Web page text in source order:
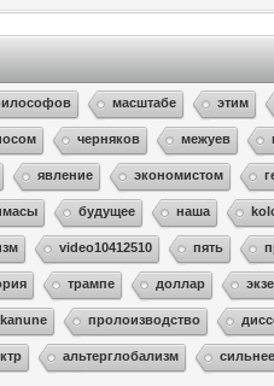
масштабе этим
черняков межуев
явление экономистом
будущее наша
video10412510 пять
трампе доллар
пролоизводство
альтерглобализм сильнее